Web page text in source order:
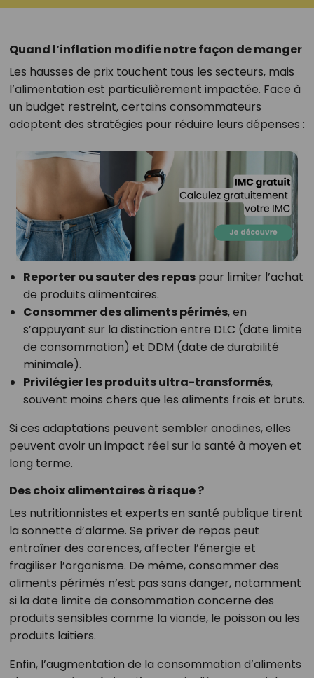
Quand l’inflation modifie notre façon de manger
Les hausses de prix touchent tous les secteurs, mais
l’alimentation est particulièrement impactée. Face à
un budget restreint, certains consommateurs
adoptent des stratégies pour réduire leurs dépenses :
Reporter ou sauter des repaspour limiter l’achat
de produits alimentaires.
Consommer des aliments périmés, en
s’appuyant sur la distinction entre DLC (date limite
de consommation) et DDM (date de durabilité
minimale).
Privilégier les produits ultra-transformés,
souvent moins chers que les aliments frais et bruts.
Si ces adaptations peuvent sembler anodines, elles
peuvent avoir un impact réel sur la santé à moyen et
long terme.
Des choix alimentaires à risque ?
Les nutritionnistes et experts en santé publique tirent
la sonnette d’alarme. Se priver de repas peut
entraîner des carences, affecter l’énergie et
fragiliser l’organisme. De même, consommer des
aliments périmés n’est pas sans danger, notamment
si la date limite de consommation concerne des
produits sensibles comme la viande, le poisson ou les
produits laitiers.
Enfin, l’augmentation de la consommation d’aliments